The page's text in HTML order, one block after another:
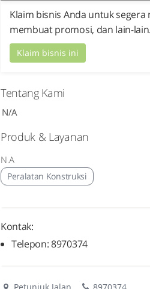
Klaim bisnis Anda untuk
membuat promosi, dan lain-lain.
Klaim bisnis ini
Tentang Kami
N/A
Produk & Layanan
N.A
Peralatan Konstruksi
Kontak:
Telepon: 8970374